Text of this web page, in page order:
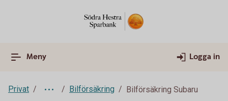
Meny Logga in
Privat Bilförsäkring Bilförsäkring Subaru